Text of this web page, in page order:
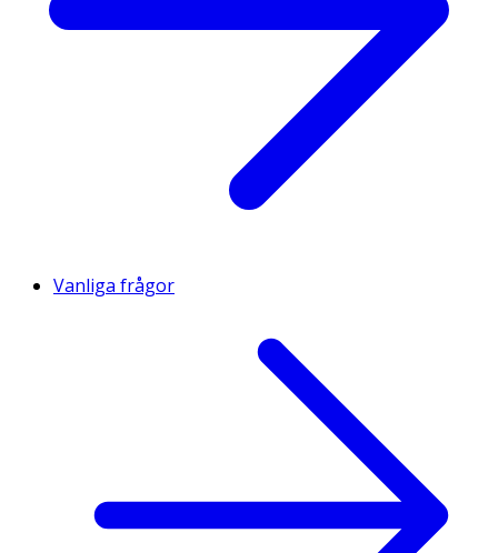
Vanliga frågor